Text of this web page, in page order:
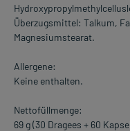
Überzugsmittel: Talkum,
Magnesiumstearat.
Allergene:
Keine enthalten.
Nettofüllmenge:
69 g (30 Dragees + 60